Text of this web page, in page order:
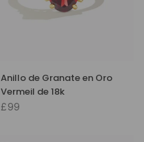
Anillo de Granate en Oro
Vermeil de 18k
£99